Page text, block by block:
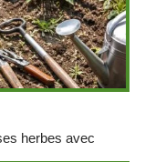
herbes avec